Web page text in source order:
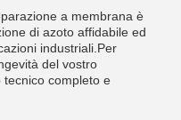
a membrana è
di azoto affidabile ed
industriali.Per
del vostro
completo e